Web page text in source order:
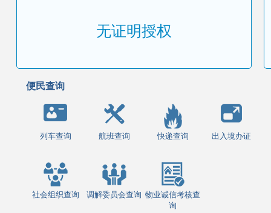
无证明授权
便民查询
列车查询 航班查询 快递查询 出入境办证
社会组织查询 调解委员会查询 物业诚信考核查
询